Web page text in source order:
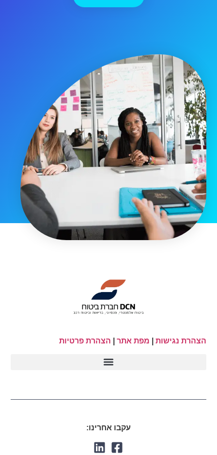
הצהרת נגישות| מפת אתר| הצהרת פרטיות
עקבו אחרינו: